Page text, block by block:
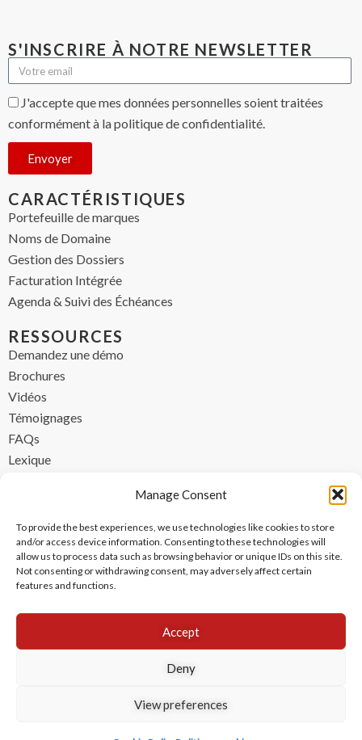
Manage Consent
To provide the best experiences, we use technologies like cookies to store
and/or access device information. Consenting to these technologies will
allow us to process data such as browsing behavior or unique IDs on this site.
Not consenting or withdrawing consent, may adversely affect certain
features and functions.
Accept
Deny
View preferences
CARACTÉRISTIQUES
Portefeuille de marques
Noms de Domaine
Gestion des Dossiers
Facturation Intégrée
Agenda & Suivi des Échéances
S'INSCRIRE À NOTRE NEWSLETTER
J'accepte que mes données personnelles soient traitées
conformément à la politique de confidentialité.
Envoyer
RESSOURCES
Demandez une démo
Brochures
Vidéos
Témoignages
FAQs
Lexique
FR +33 (0) 1 84 17 45 32
UK +44 (0) 203 445 0535